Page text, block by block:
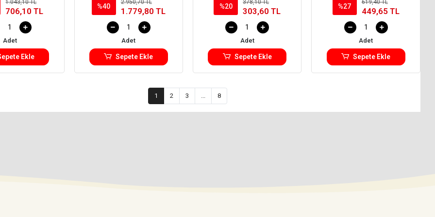
1.043,10 TL
706,10 TL
Adet
Ekle
Power
%40
2.950,70 TL
1.779,80 TL
Adet
Sepete Ekle
%20
378,10 TL
303,60 TL
Adet
Sepete Ekle
%27
619,40 TL
449,65 TL
Adet
Sepete Ekle
1 2 3 8